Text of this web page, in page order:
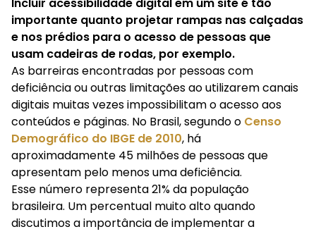
importante quanto projetar rampas nas calçadas
e nos prédios para o acesso de pessoas que
usam cadeiras de rodas, por exemplo.
As barreiras encontradas por pessoas com
deficiência ou outras limitações ao utilizarem canais
digitais muitas vezes impossibilitam o acesso aos
conteúdos e páginas. No Brasil, segundo o Censo
Demográfico do IBGE de 2010, há
aproximadamente 45 milhões de pessoas que
apresentam pelo menos uma deficiência.
Esse número representa 21% da população
brasileira. Um percentual muito alto quando
discutimos a importância de implementar a